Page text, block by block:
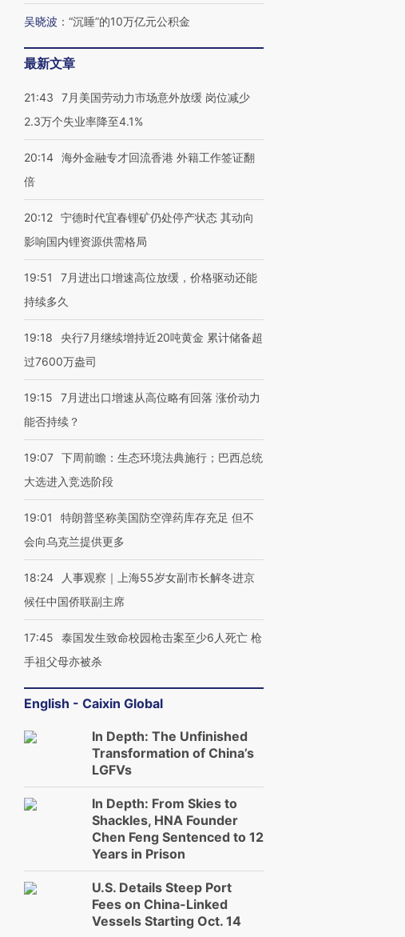
吴晓波 ： “沉睡”的10万亿元公积金
最新文章
21:43
7月美国劳动力市场意外放缓 岗位减少
2.3万个失业率降至4.1%
20:14 海外金融专才回流香港 外籍工作签证翻
倍
20:12 宁德时代宜春锂矿仍处停产状态 其动向
影响国内锂资源供需格局
19:51
7月进出口增速高位放缓，价格驱动还能
持续多久
19:18
央行7月继续增持近20吨黄金 累计储备超
过7600万盎司
19:15
7月进出口增速从高位略有回落 涨价动力
能否持续？
19:07 下周前瞻：生态环境法典施行；巴西总统
大选进入竞选阶段
19:01
特朗普坚称美国防空弹药库存充足 但不
会向乌克兰提供更多
18:24
人事观察｜上海55岁女副市长解冬进京
候任中国侨联副主席
17:45
泰国发生致命校园枪击案至少6人死亡 枪
手祖父母亦被杀
English - Caixin Global
In Depth: The Unfinished
Transformation of China’s
LGFVs
In Depth: From Skies to
Shackles, HNA Founder
Chen Feng Sentenced to 12
Years in Prison
U.S. Details Steep Port
Fees on China-Linked
Vessels Starting Oct. 14